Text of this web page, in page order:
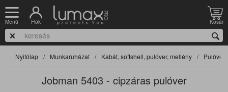
Menü Fiók Kosár
Nyitólap Munkaruházat Kabát, softshell, pulóver, mellény Pulóver
Jobman 5403 - cipzáras pulóver